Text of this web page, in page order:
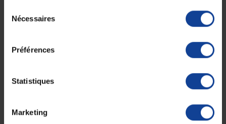
Nécessaires
Préférences
Statistiques
Marketing
Traumatologie sportive (entorse...),
Pouvoir adhésif élevé,
Découpe à bords dentelés : évite les fils flottants,